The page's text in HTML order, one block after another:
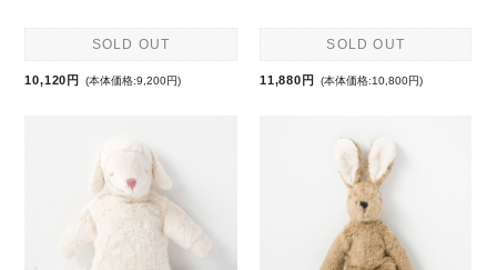
SOLD OUT
10,120円 (本体価格:9,200円)
SOLD OUT
11,880円 (本体価格:10,800円)